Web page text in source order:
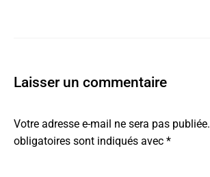
Laisser un commentaire
Votre adresse e-mail ne sera pas publiée.
obligatoires sont indiqués avec *